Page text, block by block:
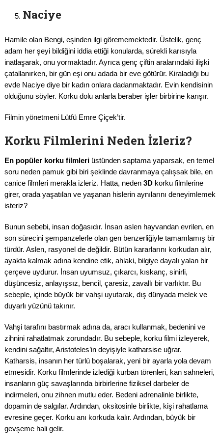
Naciye
Hamile olan Bengi, eşinden ilgi görememektedir. Üstelik, genç
adam her şeyi bildiğini iddia ettiği konularda, sürekli karısıyla
inatlaşarak, onu yormaktadır. Ayrıca genç çiftin aralarındaki ilişki
çatallanırken, bir gün eşi onu adada bir eve götürür. Kiraladığı bu
evde Naciye diye bir kadın onlara dadanmaktadır. Evin kendisinin
olduğunu söyler. Korku dolu anlarla beraber işler birbirine karışır.
Filmin yönetmeni Lütfü Emre Çiçek’tir.
Korku Filmlerini Neden İzleriz?
En popüler korku filmleri üstünden saptama yaparsak, en temel
soru neden pamuk gibi biri şeklinde davranmaya çalışsak bile, en
canice filmleri merakla izleriz. Hatta, neden 3Dkorku filmlerine
girer, orada yaşatılan ve yaşanan hislerin aynılarını deneyimlemek
isteriz?
Bunun sebebi, insan doğasıdır. İnsan aslen hayvandan evrilen, en
son sürecini şempanzelerle olan gen benzerliğiyle tamamlamış bir
türdür. Aslen, rasyonel de değildir. Bütün kararlarını korkudan alır,
ayakta kalmak adına kendine etik, ahlaki, bilgiye dayalı yalan bir
çerçeve uydurur. İnsan uyumsuz, çıkarcı, kıskanç, sinirli,
düşüncesiz, anlayışsız, bencil, çaresiz, zavallı bir varlıktır. Bu
sebeple, içinde büyük bir vahşi uyutarak, dış dünyada melek ve
duyarlı yüzünü takınır.
Vahşi tarafını bastırmak adına da, aracı kullanmak, bedenini ve
zihnini rahatlatmak zorundadır. Bu sebeple, korku filmi izleyerek,
kendini sağaltır, Aristoteles’in deyişiyle katharsise uğrar.
Katharsis, insanın her türlü boşalarak, yeni bir ayarla yola devam
etmesidir. Korku filmlerinde izlediği kurban törenleri, kan sahneleri,
insanların güç savaşlarında birbirlerine fiziksel darbeler de
indirmeleri, onu zihnen mutlu eder. Bedeni adrenalinle birlikte,
dopamin de salgılar. Ardından, oksitosinle birlikte, kişi rahatlama
evresine geçer. Korku anı korkuda kalır. Ardından, büyük bir
gevşeme hali gelir.